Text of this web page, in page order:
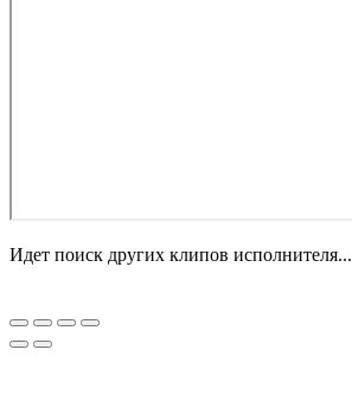
Идет поиск других клипов исполнителя...